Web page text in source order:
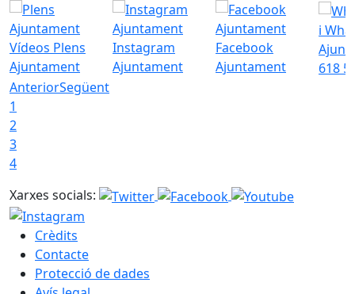
Vídeos Plens
Ajuntament
Instagram
Ajuntament
Facebook
Ajuntament
i
618
AnteriorSegüent
1
2
3
4
Xarxes socials:
Crèdits
Contacte
Protecció de dades